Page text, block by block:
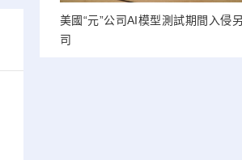
美國“元”公司AI模型測試期間入侵
司